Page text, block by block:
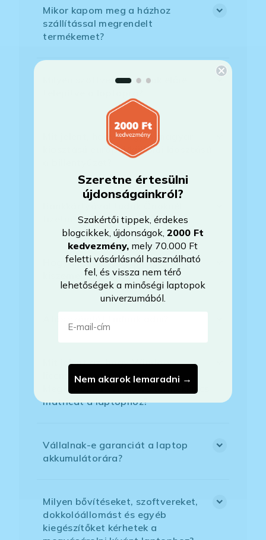
Mikor kapom meg a házhoz
szállítással megrendelt
termékemet?
Milyen szoftverek vannak előre
Mit jelent, hogy magyar/magyar
kiosztású európai/külföldi kiosztású
Hogyan tudom megrendelni a
kiszemelt laptopot?
Mit jelent az, hogy Windows
licenszkód van a BIOS-ban?
matricát a laptophoz?
Vállalnak-e garanciát a laptop
akkumulátorára?
Milyen bővítéseket, szoftvereket,
dokkolóállomást és egyéb
kiegészítőket kérhetek a
Szeretne értesülni
újdonságainkról?
Szakértői tippek, érdekes
blogcikkek, újdonságok,2000 Ft
kedvezmény, mely 70.000 Ft
feletti vásárlásnál használható
fel, és vissza nem térő
lehetőségek a minőségi laptopok
univerzumából.
Nem akarok lemaradni →